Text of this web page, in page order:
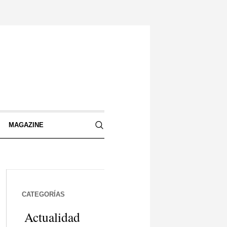
MAGAZINE
CATEGORÍAS
Actualidad